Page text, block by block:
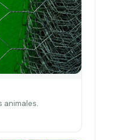
animales.